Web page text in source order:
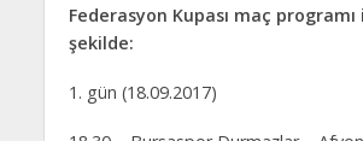
Federasyon Kupası maç programı
şekilde:
1. gün (18.09.2017)